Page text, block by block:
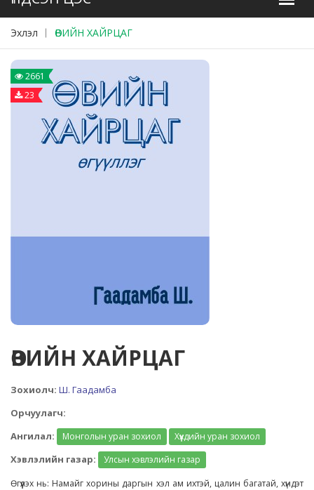
Эхлэл ӨВИЙН ХАЙРЦАГ
2661
23
ӨВИЙН ХАЙРЦАГ
Зохиолч: Ш. Гаадамба
Орчуулагч:
Ангилал:
Монголын уран зохиол Хүүхдийн уран зохиол
Хэвлэлийн газар:
Улсын хэвлэлийн газар
Өгүүлэх нь: Намайг хорины даргын хэл ам ихтэй, цалин багатай, хүндэт